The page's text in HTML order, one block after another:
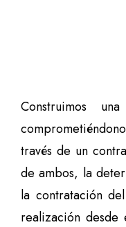
Construimos
través de un
de ambos, la
la contratación
realización